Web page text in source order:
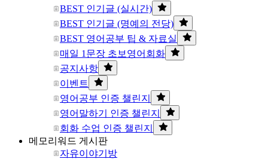
BEST 인기글 (실시간)
BEST 인기글 (명예의 전당)
BEST 영어공부 팁 & 자료실
매일 1문장 초보영어회화
공지사항
이벤트
영어공부 인증 챌린지
영어말하기 인증 챌린지
회화 수업 인증 챌린지
메모리워드 게시판
자유이야기방